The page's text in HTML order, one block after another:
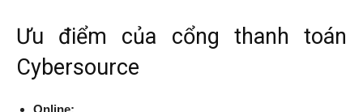
Ưu điểm của cổng thanh toán
Cybersource